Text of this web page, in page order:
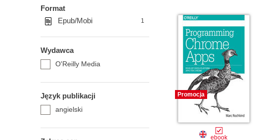
Format
Epub/Mobi
1
Wydawca
O'Reilly Media
Język publikacji
angielski
Promocja
ebook